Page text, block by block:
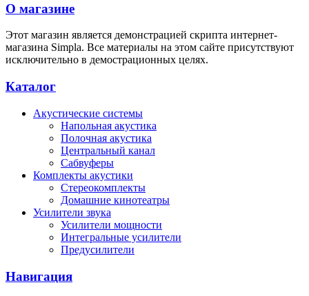
О магазине
Этот магазин является демонстрацией скрипта интернет-
магазина Simpla. Все материалы на этом сайте присутствуют
исключительно в демострационных целях.
Каталог
Акустические системы
Напольная акустика
Полочная акустика
Центральный канал
Сабвуферы
Комплекты акустики
Стереокомплекты
Домашние кинотеатры
Усилители звука
Усилители мощности
Интегральные усилители
Предусилители
Навигация